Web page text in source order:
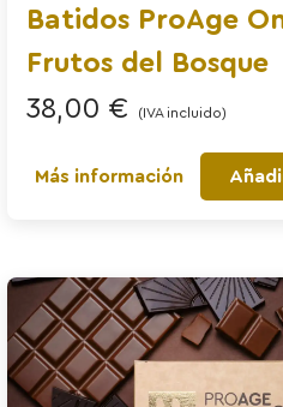
Batidos ProAge
Frutos del Bosque
38,00 € (IVA incluido)
Más información